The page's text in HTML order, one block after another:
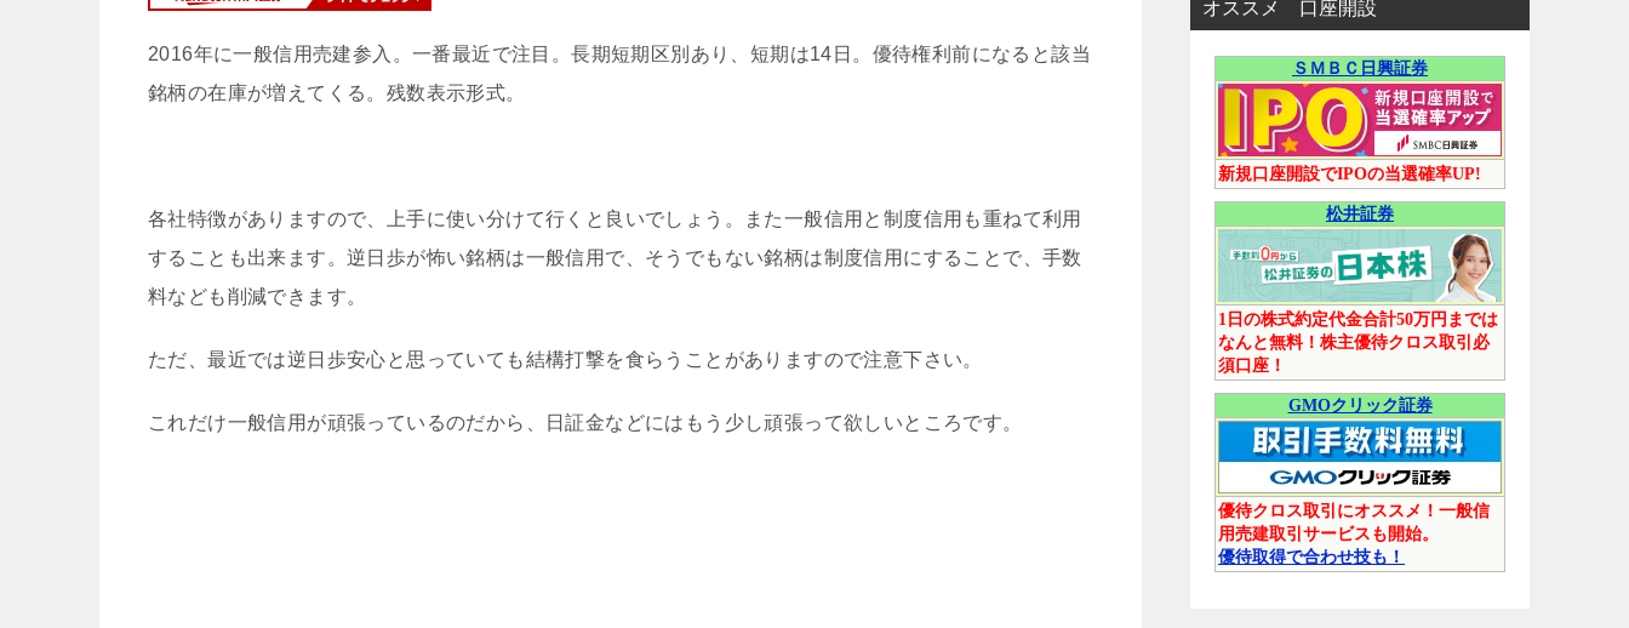
2016年に一般信用売建参入。一番最近で注目。長期短期区別あり、短期は14日。優待権利前になると該当
銘柄の在庫が増えてくる。残数表示形式。
各社特徴がありますので、上手に使い分けて行くと良いでしょう。また一般信用と制度信用も重ねて利用
することも出来ます。逆日歩が怖い銘柄は一般信用で、そうでもない銘柄は制度信用にすることで、手数
料なども削減できます。
ただ、最近では逆日歩安心と思っていても結構打撃を食らうことがありますので注意下さい。
これだけ一般信用が頑張っているのだから、日証金などにはもう少し頑張って欲しいところです。
オススメ 口座開設
ＳＭＢＣ日興証券
新規口座開設でIPOの当選確率UP!
松井証券
1日の株式約定代金合計50万円までは
なんと無料！株主優待クロス取引必
須口座！
GMOクリック証券
優待クロス取引にオススメ！一般信
用売建取引サービスも開始。
優待取得で合わせ技も！